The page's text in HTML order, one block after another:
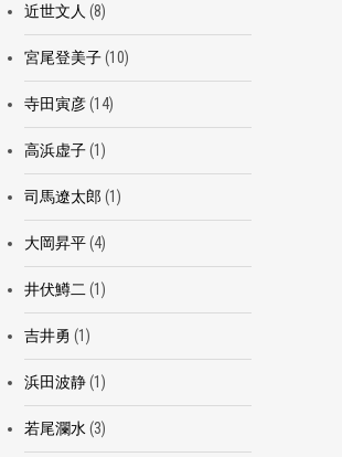
近世文人 (8)
宮尾登美子(10)
寺田寅彦(14)
高浜虚子(1)
司馬遼太郎 (1)
大岡昇平(4)
井伏鱒二 (1)
吉井勇 (1)
浜田波静(1)
若尾瀾水 (3)